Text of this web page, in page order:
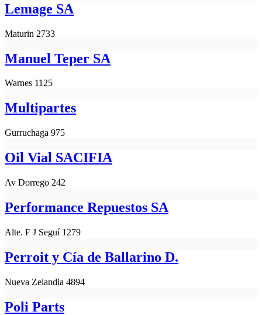
Lemage SA
Maturin 2733
Manuel Teper SA
Warnes 1125
Multipartes
Gurruchaga 975
Oil Vial SACIFIA
Av Dorrego 242
Performance Repuestos SA
Alte. F J Seguí 1279
Perroit y Cía de Ballarino D.
Nueva Zelandia 4894
Poli Parts